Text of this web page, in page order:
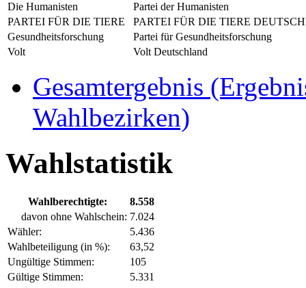
Die Humanisten
Partei der Humanisten
PARTEI FÜR DIE TIERE
PARTEI FÜR DIE TIERE
Gesundheitsforschung
Partei für Gesundheitsforschung
Volt
Volt Deutschland
Gesamtergebnis
Wahlbezirken)
Wahlstatistik
Wahlberechtigte:
8.558
davon ohne Wahlschein: 7.024
Wähler:
5.436
Wahlbeteiligung (in %):
63,52
Ungültige Stimmen:
105
Gültige Stimmen:
5.331